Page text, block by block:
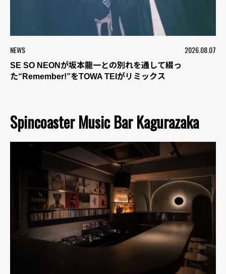
NEWS 2026.08.07
SE SO NEONが坂本龍一との別れを通して綴っ
た“Remember!”をTOWA TEIがリミックス
Spincoaster Music Bar Kagurazaka